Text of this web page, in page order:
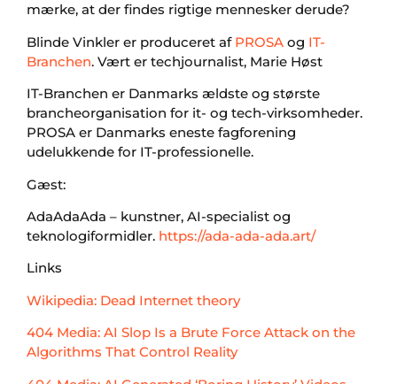
mærke, at der findes rigtige mennesker derude?
Blinde Vinkler er produceret af PROSA og IT-
Branchen. Vært er techjournalist, Marie Høst
IT-Branchen er Danmarks ældste og største
brancheorganisation for it- og tech-virksomheder.
PROSA er Danmarks eneste fagforening
udelukkende for IT-professionelle.
Gæst:
AdaAdaAda – kunstner, AI-specialist og
teknologiformidler. https://ada-ada-ada.art/
Links
Wikipedia: Dead Internet theory
404 Media: AI Slop Is a Brute Force Attack on the
Algorithms That Control Reality